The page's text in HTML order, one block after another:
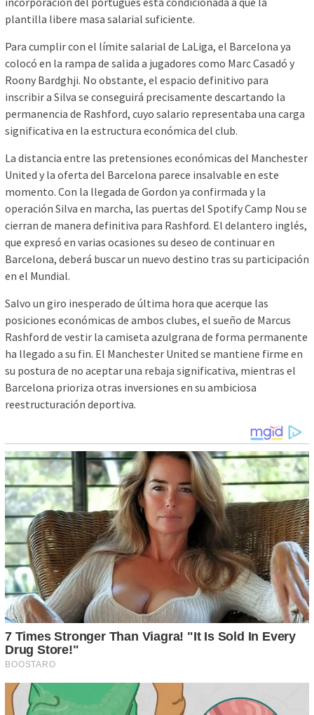
plantilla libere masa salarial suficiente.
Para cumplir con el límite salarial de LaLiga, el Barcelona ya
colocó en la rampa de salida a jugadores como Marc Casadó y
Roony Bardghji. No obstante, el espacio definitivo para
inscribir a Silva se conseguirá precisamente descartando la
permanencia de Rashford, cuyo salario representaba una carga
significativa en la estructura económica del club.
La distancia entre las pretensiones económicas del Manchester
United y la oferta del Barcelona parece insalvable en este
momento. Con la llegada de Gordon ya confirmada y la
operación Silva en marcha, las puertas del Spotify Camp Nou se
cierran de manera definitiva para Rashford. El delantero inglés,
que expresó en varias ocasiones su deseo de continuar en
Barcelona, deberá buscar un nuevo destino tras su participación
en el Mundial.
Salvo un giro inesperado de última hora que acerque las
posiciones económicas de ambos clubes, el sueño de Marcus
Rashford de vestir la camiseta azulgrana de forma permanente
ha llegado a su fin. El Manchester United se mantiene firme en
su postura de no aceptar una rebaja significativa, mientras el
Barcelona prioriza otras inversiones en su ambiciosa
reestructuración deportiva.